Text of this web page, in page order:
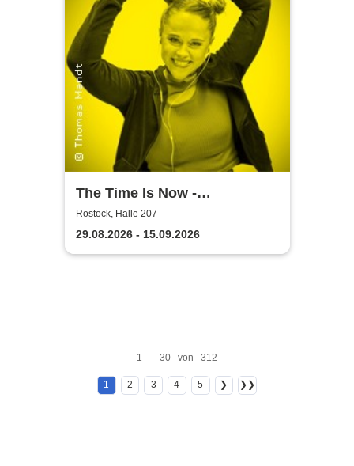
The Time Is Now -
Volkstheater Rostock
Rostock, Halle 207
29.08.2026 - 15.09.2026
1 - 30 von 312
1 2 3 4 5 ❯ ❯❯